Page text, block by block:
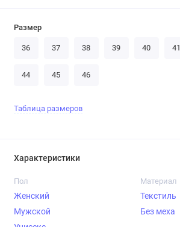
Размер
36 37 38 39 40 41
44 45 46
Таблица размеров
Характеристики
Пол
Женский
Мужской
Материал
Текстиль
Без меха